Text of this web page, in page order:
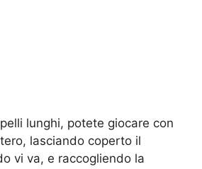
lunghi, potete giocare con
lasciando coperto il
vi va, e raccogliendo la